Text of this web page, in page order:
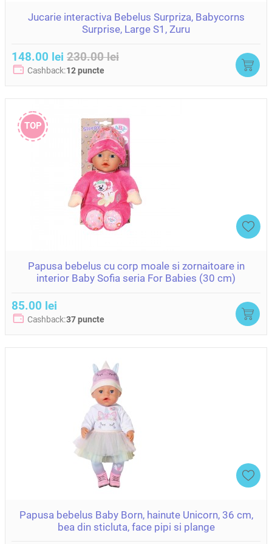
Jucarie interactiva Bebelus Surpriza, Babycorns
Surprise, Large S1, Zuru
148.00 lei 230.00 lei
Cashback:12 puncte
TOP
Papusa bebelus cu corp moale si zornaitoare in
interior Baby Sofia seria For Babies (30 cm)
85.00 lei
Cashback:37 puncte
Papusa bebelus Baby Born, hainute Unicorn, 36 cm,
bea din sticluta, face pipi si plange